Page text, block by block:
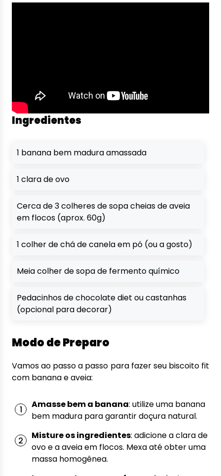
Ingredientes
1 banana bem madura amassada
1 clara de ovo
Cerca de 3 colheres de sopa cheias de aveia
em flocos (aprox. 60g)
1 colher de chá de canela em pó (ou a gosto)
Meia colher de sopa de fermento químico
Pedacinhos de chocolate diet ou castanhas
(opcional para decorar)
Modo de Preparo
Vamos ao passo a passo para fazer seu biscoito fit
com banana e aveia:
Amasse bem a banana: utilize uma banana
bem madura para garantir doçura natural.
Misture os ingredientes: adicione a clara de
ovo e a aveia em flocos. Mexa até obter uma
massa homogênea.